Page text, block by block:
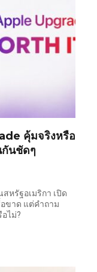
คุ้มจริงหรือ
กันชัดๆ
หรัฐอเมริกา เปิด
ขาด แต่คำถาม
ไม่?